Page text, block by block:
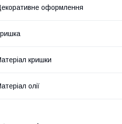
оформлення
кришки
олії